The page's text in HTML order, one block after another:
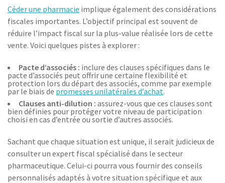
Céder une pharmacie implique également des considérations
fiscales importantes. L’objectif principal est souvent de
réduire l’impact fiscal sur la plus-value réalisée lors de cette
vente. Voici quelques pistes à explorer :
Pacte d’associés : inclure des clauses spécifiques dans le
pacte d’associés peut offrir une certaine flexibilité et
protection lors du départ des associés, comme par exemple
par le biais de promesses unilatérales d’achat.
Clauses anti-dilution : assurez-vous que ces clauses sont
bien définies pour protéger votre niveau de participation
choisi en cas d’entrée ou sortie d’autres associés.
Sachant que chaque situation est unique, il serait judicieux de
consulter un expert fiscal spécialisé dans le secteur
pharmaceutique. Celui-ci pourra vous fournir des conseils
personnalisés adaptés à votre situation spécifique et aux